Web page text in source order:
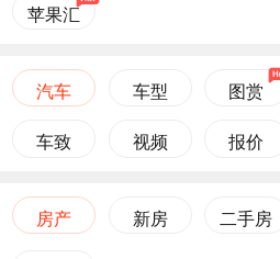
苹果汇
汽车 车型 图赏
车致 视频 报价
房产 新房 二手房